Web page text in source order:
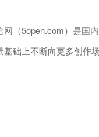
（5open.com）是国
础上不断向更多创作